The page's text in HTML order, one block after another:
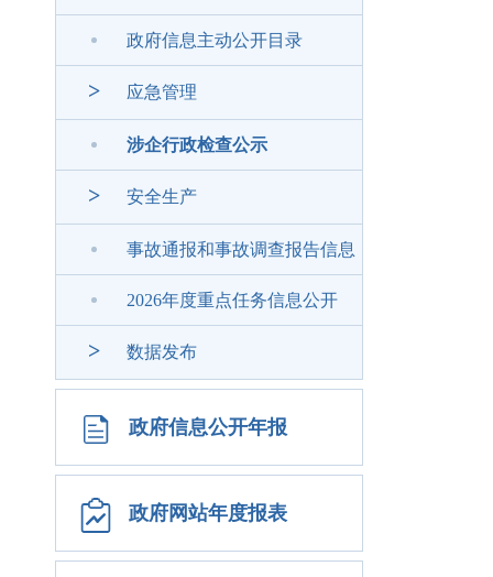
政府信息主动公开目录
> 应急管理
涉企行政检查公示
> 安全生产
事故通报和事故调查报告信息
2026年度重点任务信息公开
> 数据发布
政府信息公开年报
政府网站年度报表